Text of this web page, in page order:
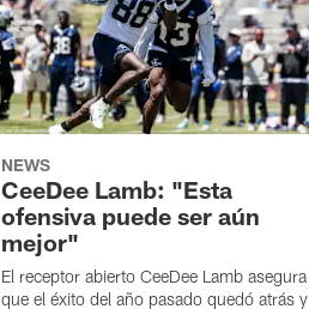
NEWS
CeeDee Lamb: "Esta
ofensiva puede ser aún
mejor"
El receptor abierto CeeDee Lamb asegura
que el éxito del año pasado quedó atrás y